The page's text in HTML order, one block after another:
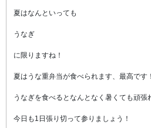
夏はなんといっても
うなぎ
に限りますね！
夏はうな重弁当が食べられます、最高です！
うなぎを食べるとなんとなく暑くても頑張
今日も1日張り切って参りましょう！